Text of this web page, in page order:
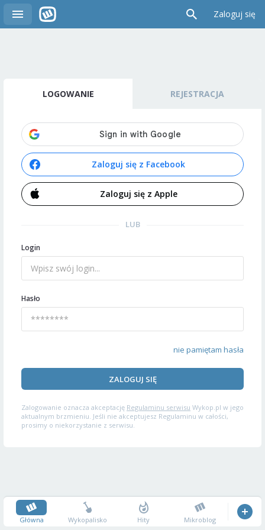
Zaloguj się
LOGOWANIE REJESTRACJA
Zaloguj się z Facebook
Zaloguj się z Apple
LUB
Login
Hasło
nie pamiętam hasła
ZALOGUJ SIĘ
Zalogowanie oznacza akceptację Regulaminu serwisu Wykop.pl w jego
aktualnym brzmieniu. Jeśli nie akceptujesz Regulaminu w całości,
prosimy o niekorzystanie z serwisu.
Główna Wykopalisko Hity Mikroblog